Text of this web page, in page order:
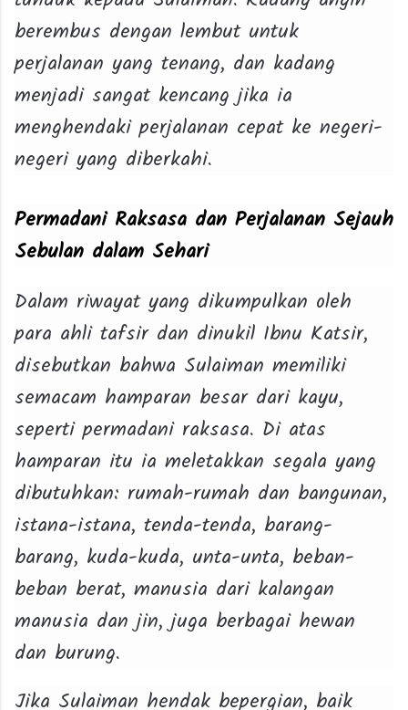
berembus dengan lembut untuk
perjalanan yang tenang, dan kadang
menjadi sangat kencang jika ia
menghendaki perjalanan cepat ke negeri-
negeri yang diberkahi.
Permadani Raksasa dan Perjalanan Sejauh
Sebulan dalam Sehari
Dalam riwayat yang dikumpulkan oleh
para ahli tafsir dan dinukil Ibnu Katsir,
disebutkan bahwa Sulaiman memiliki
semacam hamparan besar dari kayu,
seperti permadani raksasa. Di atas
hamparan itu ia meletakkan segala yang
dibutuhkan: rumah-rumah dan bangunan,
istana-istana, tenda-tenda, barang-
barang, kuda-kuda, unta-unta, beban-
beban berat, manusia dari kalangan
manusia dan jin, juga berbagai hewan
dan burung.
Jika Sulaiman hendak bepergian, baik